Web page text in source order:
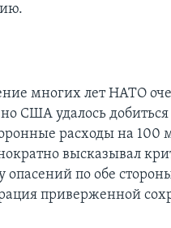
многих лет НАТО
США удалось добиться
расходы на 100
высказывал
по обе
приверженной